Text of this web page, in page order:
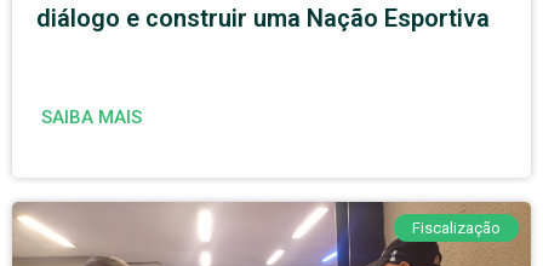
diálogo e construir uma Nação Esportiva
SAIBA MAIS
Fiscalização